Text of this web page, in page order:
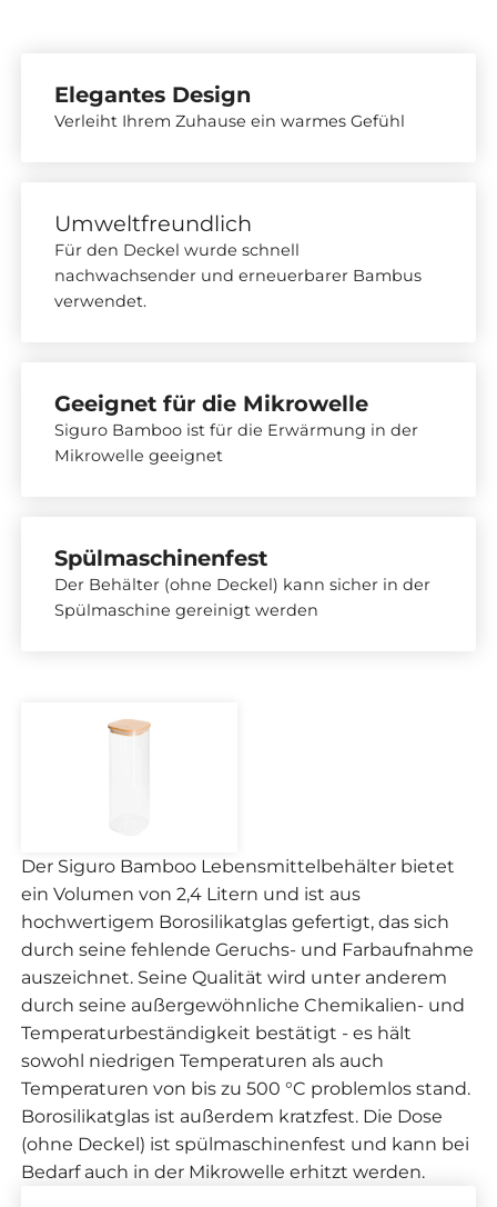
Elegantes Design
Verleiht Ihrem Zuhause ein warmes Gefühl
Umweltfreundlich
Für den Deckel wurde schnell
nachwachsender und erneuerbarer Bambus
verwendet.
Geeignet für die Mikrowelle
Siguro Bamboo ist für die Erwärmung in der
Mikrowelle geeignet
Spülmaschinenfest
Der Behälter (ohne Deckel) kann sicher in der
Spülmaschine gereinigt werden
Der Siguro Bamboo Lebensmittelbehälter bietet
ein Volumen von 2,4 Litern und ist aus
hochwertigem Borosilikatglas gefertigt, das sich
durch seine fehlende Geruchs- und Farbaufnahme
auszeichnet. Seine Qualität wird unter anderem
durch seine außergewöhnliche Chemikalien- und
Temperaturbeständigkeit bestätigt - es hält
sowohl niedrigen Temperaturen als auch
Temperaturen von bis zu 500 °C problemlos stand.
Borosilikatglas ist außerdem kratzfest. Die Dose
(ohne Deckel) ist spülmaschinenfest und kann bei
Bedarf auch in der Mikrowelle erhitzt werden.